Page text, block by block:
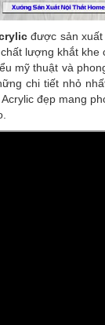
được sản xuất
lượng khắt khe
mỹ thuật và
chi tiết nhỏ
đẹp mang